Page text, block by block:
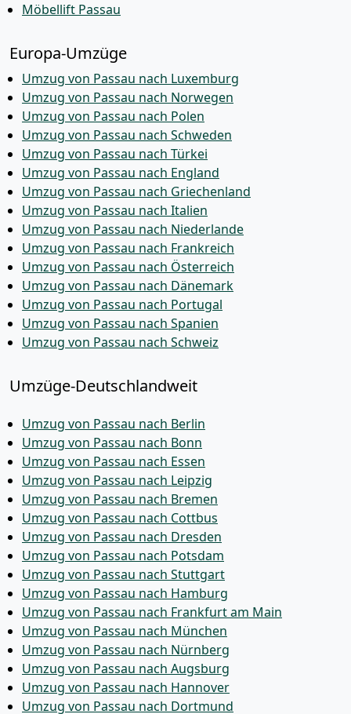
Möbellift Passau
Europa-Umzüge
Umzug von Passau nach Luxemburg
Umzug von Passau nach Norwegen
Umzug von Passau nach Polen
Umzug von Passau nach Schweden
Umzug von Passau nach Türkei
Umzug von Passau nach England
Umzug von Passau nach Griechenland
Umzug von Passau nach Italien
Umzug von Passau nach Niederlande
Umzug von Passau nach Frankreich
Umzug von Passau nach Österreich
Umzug von Passau nach Dänemark
Umzug von Passau nach Portugal
Umzug von Passau nach Spanien
Umzug von Passau nach Schweiz
Umzüge-Deutschlandweit
Umzug von Passau nach Berlin
Umzug von Passau nach Bonn
Umzug von Passau nach Essen
Umzug von Passau nach Leipzig
Umzug von Passau nach Bremen
Umzug von Passau nach Cottbus
Umzug von Passau nach Dresden
Umzug von Passau nach Potsdam
Umzug von Passau nach Stuttgart
Umzug von Passau nach Hamburg
Umzug von Passau nach Frankfurt am Main
Umzug von Passau nach München
Umzug von Passau nach Nürnberg
Umzug von Passau nach Augsburg
Umzug von Passau nach Hannover
Umzug von Passau nach Dortmund